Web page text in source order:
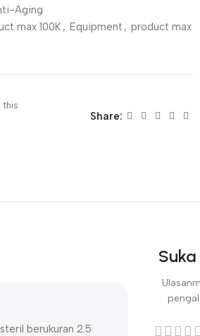
Aging
max 100K , Equipment , product max
this
Share:
berukuran 2.5